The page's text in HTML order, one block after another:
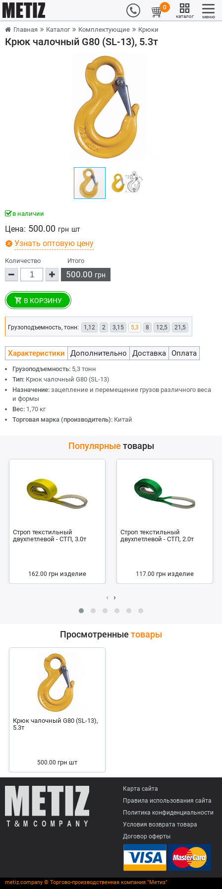
0
каталог меню
Главная Каталог Комплектующие Крюки
Крюк чалочный G80 (SL-13), 5.3т
в наличии
Цена: 500.00 грн шт
Узнать оптовую цену
Количество Итого
500.00 грн
В КОРЗИНУ
Грузоподъемность, тонн: 1,12 2 3,15 5,3 8 12,5 21,5
Характеристики Дополнительно Доставка Оплата
Грузоподъемность: 5,3 тонн
Тип: Крюк чалочный G80 (SL-13)
Назначение: зацепление и перемещение грузов различного веса
и формы
Вес: 1,70 кг
Торговая марка (производитель): Китай
Популярные товары
Строп текстильный
двухпетлевой - СТП, 3.0т
162.00 грн изделие
Строп текстильный
двухпетлевой - СТП, 2.0т
117.00 грн изделие
‹ ›
Просмотренные товары
Крюк чалочный G80 (SL-13),
5.3т
500.00 грн шт
Карта сайта
Правила использования сайта
Политика конфиденциальности
Условия возврата товарa
Договор оферты
metiz.company © Торгово-производственная компания "Метиз"